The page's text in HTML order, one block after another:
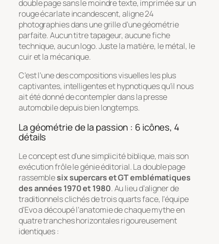
double page sans le moindre texte, imprimée sur un
rouge écarlate incandescent, aligne 24
photographies dans une grille d’une géométrie
parfaite. Aucun titre tapageur, aucune fiche
technique, aucun logo. Juste la matière, le métal, le
cuir et la mécanique.
C’est l’une des compositions visuelles les plus
captivantes, intelligentes et hypnotiques qu’il nous
ait été donné de contempler dans la presse
automobile depuis bien longtemps.
La géométrie de la passion : 6 icônes, 4
détails
Le concept est d’une simplicité biblique, mais son
exécution frôle le génie éditorial. La double page
rassemblesix supercars et GT emblématiques
des années 1970 et 1980. Au lieu d’aligner de
traditionnels clichés de trois quarts face, l’équipe
d’Evoa découpé l’anatomie de chaque mythe en
quatre tranches horizontales rigoureusement
identiques :